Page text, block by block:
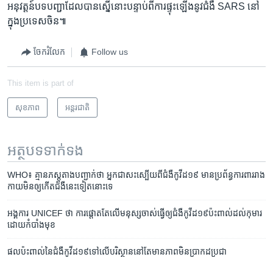
អនុវត្តន៍​បទបញ្ជា​ដែលបាន​ស្នើ​នោះ​បន្ទាប់ពី​ការផ្ទុះ​ឡើង​នូវជំងឺ ​SARS នៅ​
ក្នុងប្រ​ទេសចិន៕
ចែករំលែក Follow us
This item is part of
សុខភាព អន្តរជាតិ
អត្ថបទ​ទាក់ទង
WHO៖ គ្មាន​​ភស្តុតាង​​បញ្ជាក់​​ថា​ អ្នក​ជា​សះស្បើយ​​ពី​​ជំងឺ​​កូវីដ​១៩​ មាន​​ប្រព័ន្ធ​ការពារ​​រាង
កាយ​​មិន​​ឲ្យ​​កើត​​ជំងឺ​​នេះ​​ទៀត​​នោះ​​ទេ
អង្គការ UNICEF ថា ការ​ផ្ដោត​តែ​លើ​មនុស្ស​ចាស់​ធ្វើ​ឲ្យ​ជំងឺ​កូវីដ១៩​ប៉ះពាល់​ដល់​កុមារ​
ដោយ​កំបាំង​មុខ
ផល​ប៉ះពាល់​នៃ​ជំងឺ​កូវីដ១៩​ទៅ​លើ​បរិស្ថាន​នៅ​តែ​មាន​ភាព​មិន​ប្រាកដ​ប្រជា​